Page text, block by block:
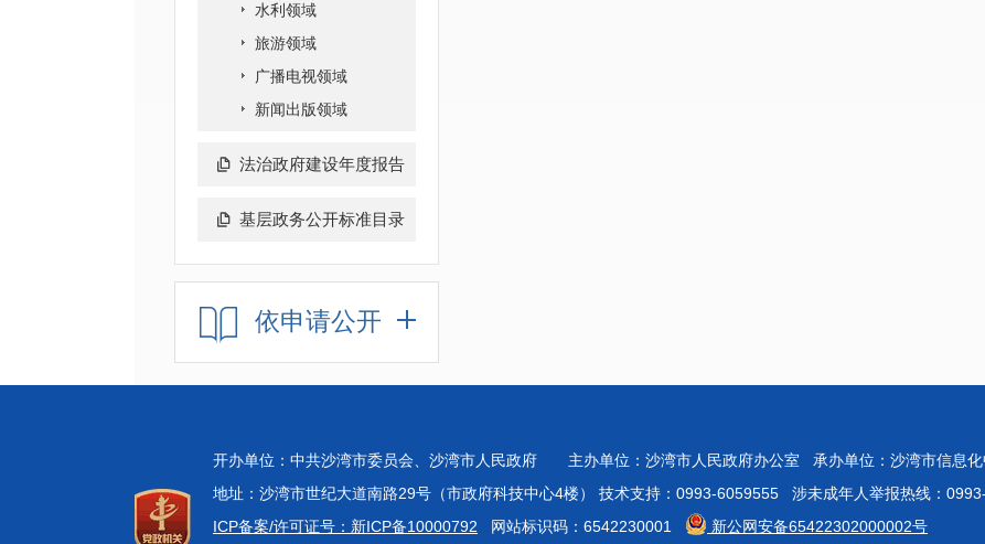
水利领域
旅游领域
广播电视领域
新闻出版领域
法治政府建设年度报告
基层政务公开标准目录
依申请公开
开办单位：中共沙湾市委员会、沙湾市人民政府 主办单位：沙湾市人民政府办公室 承办单位：沙湾市信息
地址：沙湾市世纪大道南路29号（市政府科技中心4楼） 技术支持：0993-6059555 涉未成年人举报热线：
ICP备案/许可证号：新ICP备10000792 网站标识码：6542230001 新公网安备65422302000002号